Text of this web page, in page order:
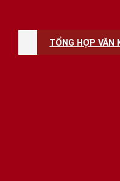
TỔNG HỢP VĂN